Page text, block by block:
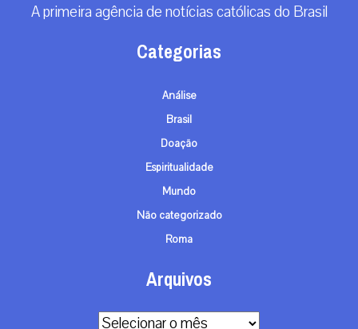
A primeira agência de notícias católicas do Brasil
Categorias
Análise
Brasil
Doação
Espiritualidade
Mundo
Não categorizado
Roma
Arquivos
Arquivos